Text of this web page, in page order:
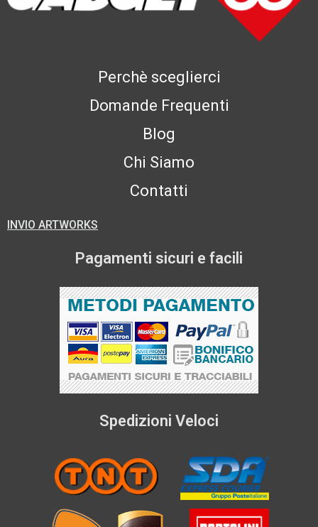
Perchè sceglierci
Domande Frequenti
Blog
Chi Siamo
Contatti
INVIO ARTWORKS
Pagamenti sicuri e facili
Spedizioni Veloci